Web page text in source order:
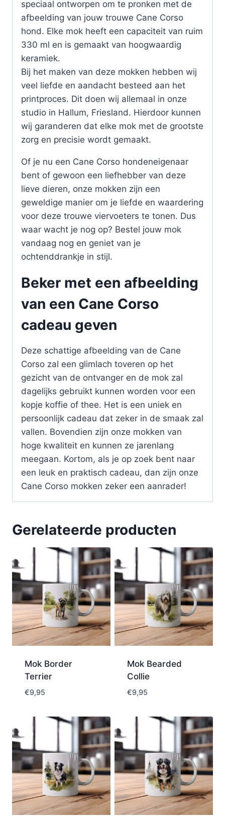
speciaal ontworpen om te pronken met de
afbeelding van jouw trouwe Cane Corso
hond. Elke mok heeft een capaciteit van ruim
330 ml en is gemaakt van hoogwaardig
keramiek.
Bij het maken van deze mokken hebben wij
veel liefde en aandacht besteed aan het
printproces. Dit doen wij allemaal in onze
studio in Hallum, Friesland. Hierdoor kunnen
wij garanderen dat elke mok met de grootste
zorg en precisie wordt gemaakt.
Of je nu een Cane Corso hondeneigenaar
bent of gewoon een liefhebber van deze
lieve dieren, onze mokken zijn een
geweldige manier om je liefde en waardering
voor deze trouwe viervoeters te tonen. Dus
waar wacht je nog op? Bestel jouw mok
vandaag nog en geniet van je
ochtenddrankje in stijl.
Beker met een afbeelding
van een Cane Corso
cadeau geven
Deze schattige afbeelding van de Cane
Corso zal een glimlach toveren op het
gezicht van de ontvanger en de mok zal
dagelijks gebruikt kunnen worden voor een
kopje koffie of thee. Het is een uniek en
persoonlijk cadeau dat zeker in de smaak zal
vallen. Bovendien zijn onze mokken van
hoge kwaliteit en kunnen ze jarenlang
meegaan. Kortom, als je op zoek bent naar
een leuk en praktisch cadeau, dan zijn onze
Cane Corso mokken zeker een aanrader!
Gerelateerde producten
Mok Border
Terrier
€9,95
Mok Bearded
Collie
€9,95